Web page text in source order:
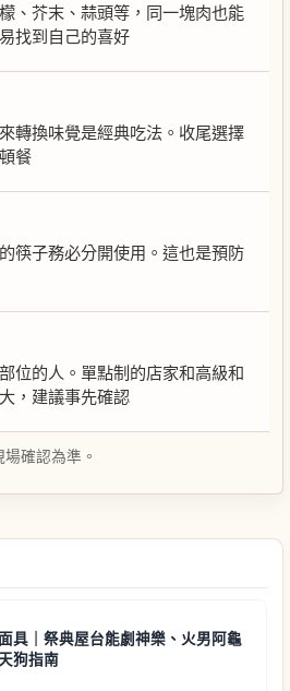
、芥末、蒜頭等，同一塊肉也能
找到自己的喜好
轉換味覺是經典吃法。收尾選擇
餐
筷子務必分開使用。這也是預防
位的人。單點制的店家和高級和
，建議事先確認
確認為準。
具｜祭典屋台能劇神樂、火男阿龜
狗指南